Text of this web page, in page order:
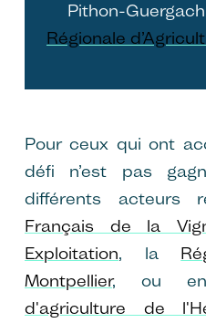
Pithon-
Régionale
Pour ceux qui ont
défi n’est pas
différents acteurs
Français de la
Exploitation, la
Montpellier, ou
d'agriculture de